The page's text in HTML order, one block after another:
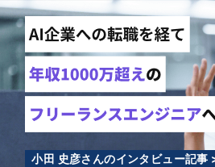
小田 史彦さんのインタビュー記事